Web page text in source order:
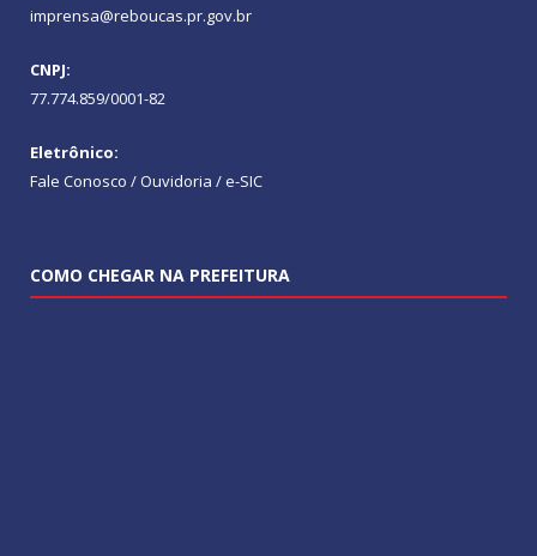
imprensa@reboucas.pr.gov.br
CNPJ:
77.774.859/0001-82
Eletrônico:
Fale Conosco / Ouvidoria / e-SIC
COMO CHEGAR NA PREFEITURA